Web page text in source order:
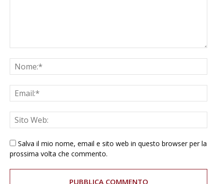
Salva il mio nome, email e sito web in questo browser per la
prossima volta che commento.